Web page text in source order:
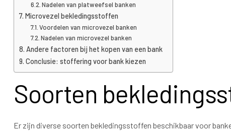
Nadelen van platweefsel banken
Microvezel bekledingsstoffen
Voordelen van microvezel banken
Nadelen van microvezel banken
Andere factoren bij het kopen van een bank
Conclusie: stoffering voor bank kiezen
Soorten
Er zijn diverse soorten bekledingsstoffen beschikbaar voor